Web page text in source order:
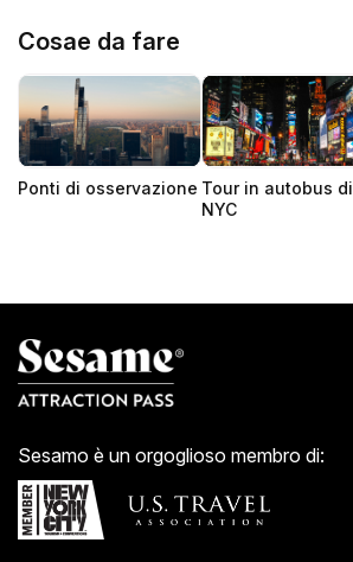
Cosae da fare
Ponti di osservazione Tour in autobus di
NYC
Sesamo è un orgoglioso membro di: